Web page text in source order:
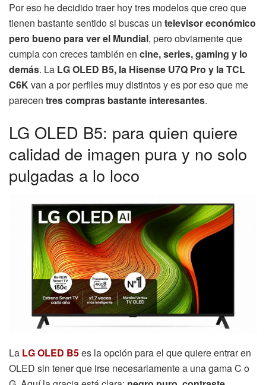
Por eso he decidido traer hoy tres modelos que creo que
tienen bastante sentido si buscas un televisor económico
pero bueno para ver el Mundial, pero obviamente que
cumpla con creces también en cine, series, gaming y lo
demás. La LG OLED B5, la Hisense U7Q Pro y la TCL
C6Kvan a por perfiles muy distintos y es por eso que me
parecen tres compras bastante interesantes.
LG OLED B5: para quien quiere
calidad de imagen pura y no solo
pulgadas a lo loco
La LG OLED B5es la opción para el que quiere entrar en
OLED sin tener que irse necesariamente a una gama C o